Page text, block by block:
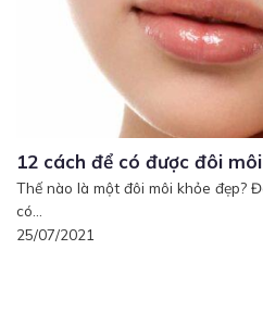
12 cách để có được đôi
Thế nào là một đôi môi khỏe đẹp?
có...
25/07/2021